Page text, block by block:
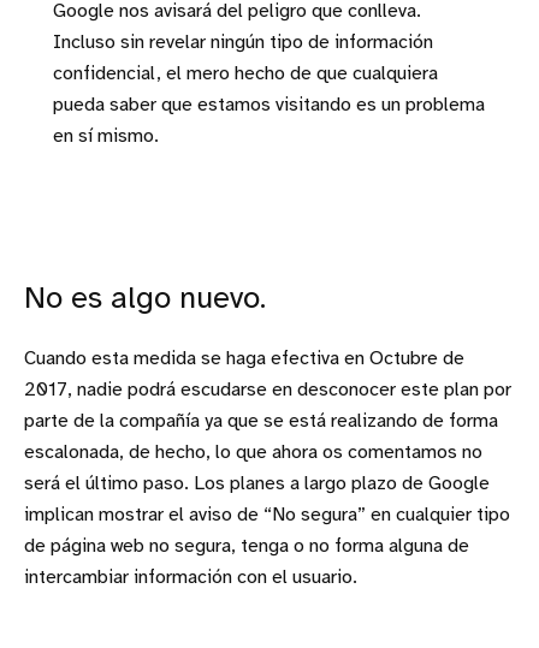
Google nos avisará del peligro que conlleva.
Incluso sin revelar ningún tipo de información
confidencial, el mero hecho de que cualquiera
pueda saber que estamos visitando es un problema
en sí mismo.
No es algo nuevo.
Cuando esta medida se haga efectiva en Octubre de
2017, nadie podrá escudarse en desconocer este plan por
parte de la compañía ya que se está realizando de forma
escalonada, de hecho, lo que ahora os comentamos no
será el último paso. Los planes a largo plazo de Google
implican mostrar el aviso de “No segura” en cualquier tipo
de página web no segura, tenga o no forma alguna de
intercambiar información con el usuario.